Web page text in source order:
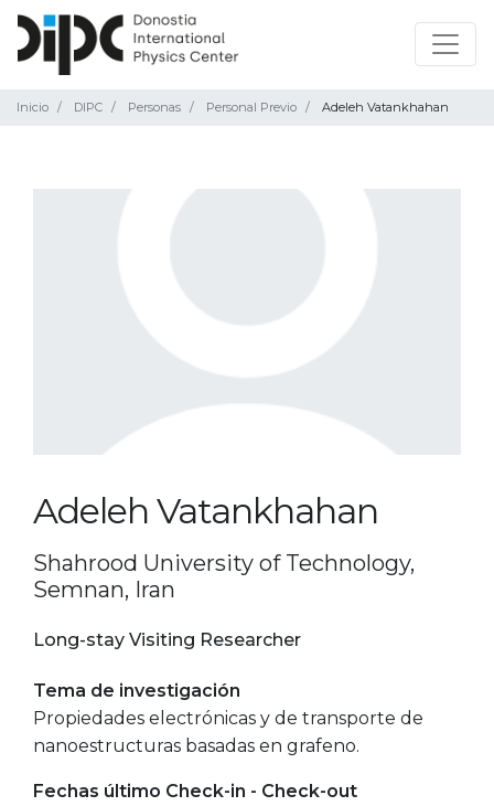
Inicio DIPC Personas Personal Previo Adeleh Vatankhahan
Adeleh Vatankhahan
Shahrood University of Technology,
Semnan, Iran
Long-stay Visiting Researcher
Tema de investigación
Propiedades electrónicas y de transporte de
nanoestructuras basadas en grafeno.
Fechas último Check-in - Check-out